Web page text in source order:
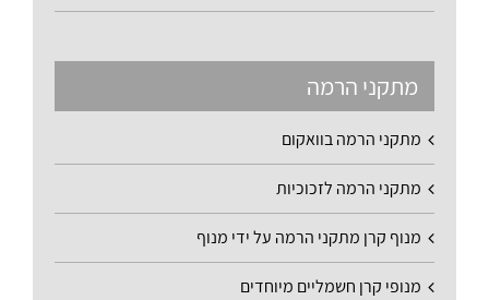
מתקני הרמה
מתקני הרמה בוואקום
מתקני הרמה לזכוכיות
מנוף קרן מתקני הרמה על ידי מנוף
מנופי קרן חשמליים מיוחדים